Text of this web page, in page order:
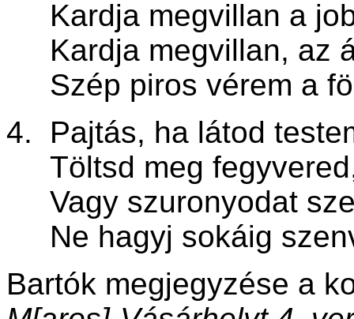
Kardja megvillan a
Kardja megvillan, az
Szép piros vérem a
4. Pajtás, ha látod
Töltsd meg
Vagy szuronyodat
Ne hagyj sokáig
Bartók megjegyzése a